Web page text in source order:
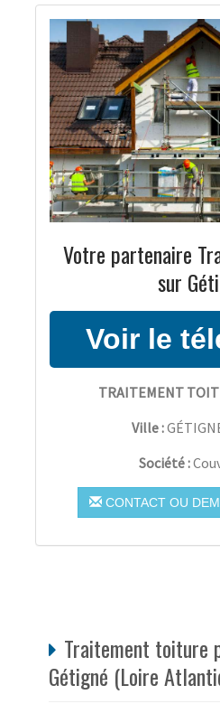
Votre partenaire
sur
TRAITEMENT
Ville :
Société :
CONTACT OU
Traitement toiture
Gétigné (Loire